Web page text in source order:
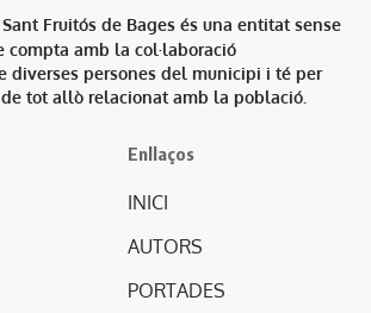
Fruitós de Bages és una entitat sense
compta amb la col·laboració
diverses persones del municipi i té per
tot allò relacionat amb la població.
Enllaços
INICI
AUTORS
PORTADES